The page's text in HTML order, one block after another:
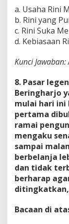
a. Usaha Rini
b. Rini yang
c. Rini Suka
d. Kebiasaan
Kunci
8. Pasar
Beringharjo
mulai hari ini
pertama
ramai
mengaku
sampai
berbelanja
dan tidak
berharap
ditingkatkan,
Bacaan di